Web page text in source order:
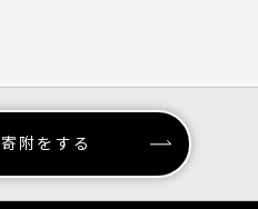
寄附をする